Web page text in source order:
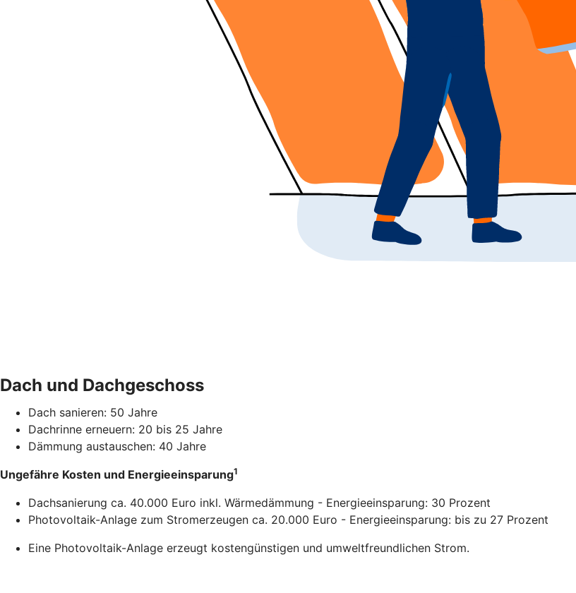
Dach und Dachgeschoss
Dach sanieren: 50 Jahre
Dachrinne erneuern: 20 bis 25 Jahre
Dämmung austauschen: 40 Jahre
Ungefähre Kosten und Energieeinsparung1
Dachsanierung ca. 40.000 Euro inkl. Wärmedämmung - Energieeinsparung: 30 Prozent
Photovoltaik-Anlage zum Stromerzeugen ca. 20.000 Euro - Energieeinsparung: bis zu 27 Prozent
Eine Photovoltaik-Anlage erzeugt kostengünstigen und umweltfreundlichen Strom.